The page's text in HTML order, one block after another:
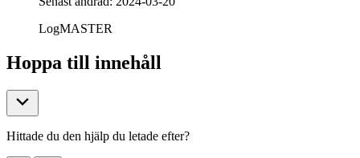
LogMASTER
Hoppa till innehåll
Hittade du den hjälp du letade efter?